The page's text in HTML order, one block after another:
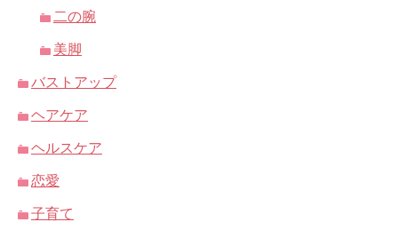
二の腕
美脚
バストアップ
ヘアケア
ヘルスケア
恋愛
子育て